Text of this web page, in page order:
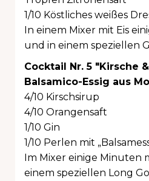
1/10 Köstliches weißes
In einem Mixer mit Eis
und in einem speziellen
Cocktail Nr. 5 "Kirsche
Balsamico-Essig aus
4/10 Kirschsirup
4/10 Orangensaft
1/10 Gin
1/10 Perlen mit
Im Mixer einige Minuten
einem speziellen Long